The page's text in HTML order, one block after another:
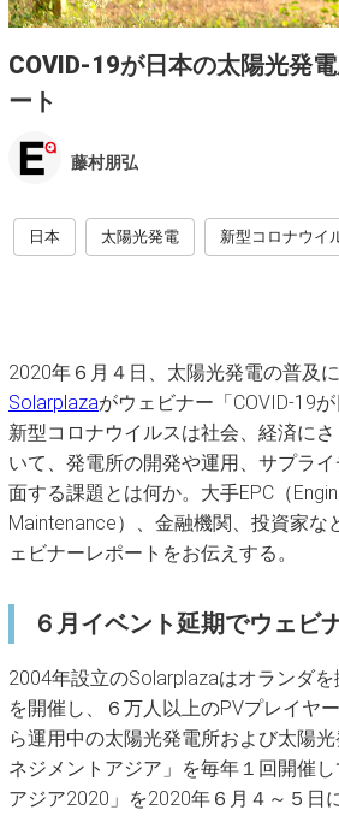
COVID-19が日本の太陽光発
ート
藤村朋弘
日本 太陽光発電 新型コロナウイ
2020年６月４日、太陽光発電の普及
Solarplazaがウェビナー「COVID-19
新型コロナウイルスは社会、経済に
いて、発電所の開発や運用、サプラ
面する課題とは何か。大手EPC（
Maintenance）、金融機関、投資家
ェビナーレポートをお伝えする。
６月イベント延期でウェビ
2004年設立のSolarplazaはオランダ
を開催し、６万人以上のPVプレイヤ
ら運用中の太陽光発電所および太陽
ネジメントアジア」を毎年１回開催
アジア2020」を2020年６月４～５日